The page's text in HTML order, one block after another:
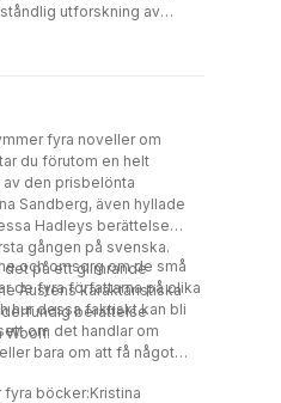
utforskning av
är en roman som visar prov
eget”. (Lily King,
fyra noveller om
du förutom en helt
den prisbelönta
Sandberg, även hyllade
Hadleys berättelse
gången på svenska.
det på ett glimrande
Austens karaktäristiska
berättelse
Woolf.
och omsorg om de små
de fyra författarna på olika
hur dessa faktiskt kan bli
om det handlar om
bara om att få något
fyra böcker:Kristina